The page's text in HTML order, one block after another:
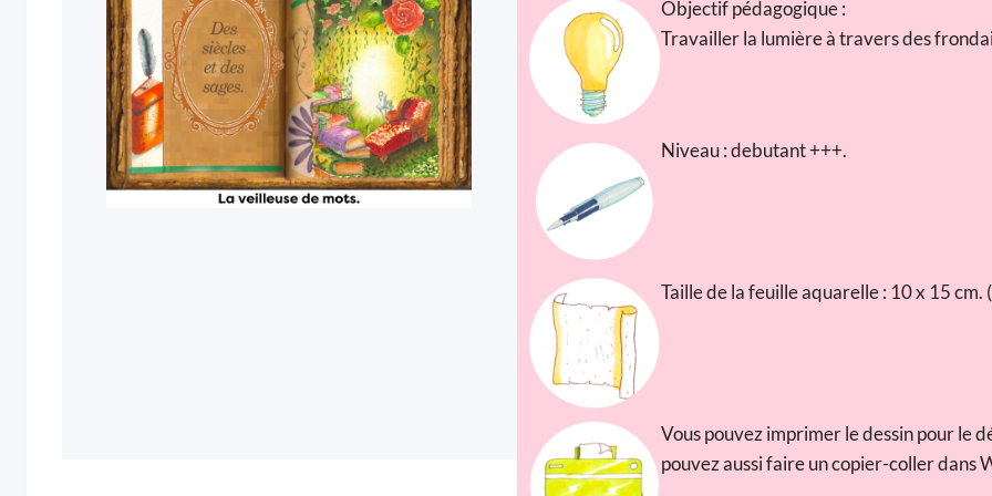
Objectif pédagogique :
Travailler la lumière à travers des
Niveau : debutant +++.
Taille de la feuille aquarelle : 10 x 15
Vous pouvez imprimer le dessin pour le
pouvez aussi faire un copier-coller dans